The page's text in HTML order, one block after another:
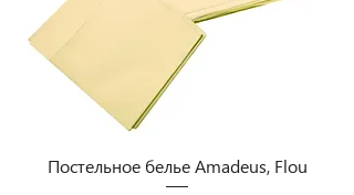
Постельное белье Amadeus, Flou